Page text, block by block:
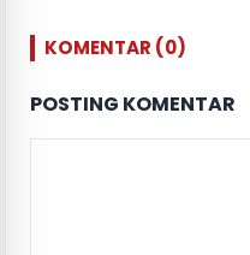
KOMENTAR (0)
POSTING KOMENTAR